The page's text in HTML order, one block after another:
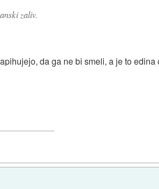
zaliv.
da ga ne bi smeli, a je to edina